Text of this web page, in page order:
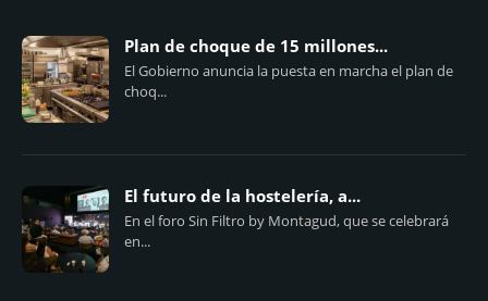
Plan de choque de 15 millones...
El Gobierno anuncia la puesta en marcha el plan de
choq...
El futuro de la hostelería, a...
En el foro Sin Filtro by Montagud, que se celebrará
en...